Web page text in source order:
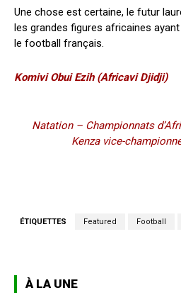
Une chose est certaine, le futur
les grandes figures africaines
le football français.
Komivi Obui Ezih (Africavi Djidji)
Natation – Championnats
Kenza vice-
ÉTIQUETTES Featured Football
À LA UNE